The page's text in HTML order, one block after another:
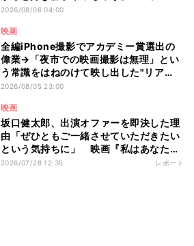
ン閣下が語る映画『レディ・オア・ノッ
2026/08/06 04:00
映画
全編iPhone撮影でアカデミー賞選出の
偉業→「夜市での映画撮影は無理」とい
う常識をはねのけて映し出した"リア
ル"とは――ツォウ監督が語る映画『左
2026/08/05 23:00
映画
坂口健太郎、出演オファーを即決した理
由「ぜひともご一緒させていただきたい
という気持ちに」 映画『私はあなたを
知らない、』完成披露舞台挨拶
2026/07/28 12:35 レポート